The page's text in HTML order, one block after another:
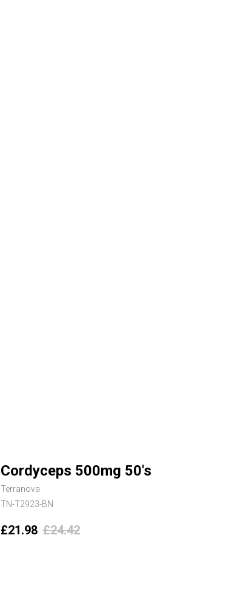
Cordyceps 500mg 50's
Terranova
TN-T2923-BN
£21.98 £24.42